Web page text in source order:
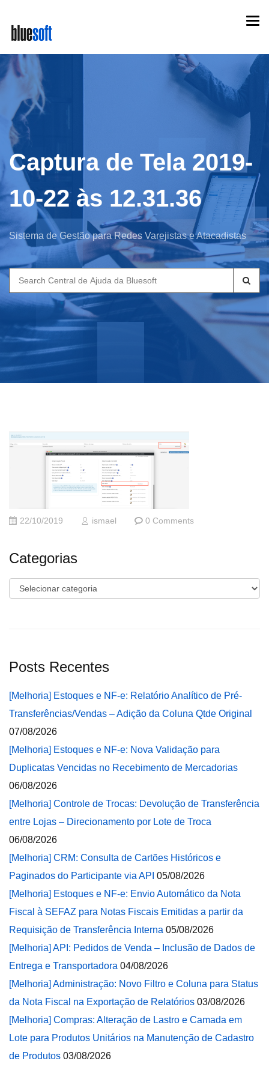
main
content
Captura de Tela 2019-
10-22 às 12.31.36
Sistema de Gestão para Redes Varejistas e Atacadistas
Search
for:
22/10/2019 ismael 0 Comments
Categorias
Categorias
Posts Recentes
[Melhoria] Estoques e NF-e: Relatório Analítico de Pré-
Transferências/Vendas – Adição da Coluna Qtde Original
07/08/2026
[Melhoria] Estoques e NF-e: Nova Validação para
Duplicatas Vencidas no Recebimento de Mercadorias
06/08/2026
[Melhoria] Controle de Trocas: Devolução de Transferência
entre Lojas – Direcionamento por Lote de Troca
06/08/2026
[Melhoria] CRM: Consulta de Cartões Históricos e
Paginados do Participante via API 05/08/2026
[Melhoria] Estoques e NF-e: Envio Automático da Nota
Fiscal à SEFAZ para Notas Fiscais Emitidas a partir da
Requisição de Transferência Interna 05/08/2026
[Melhoria] API: Pedidos de Venda – Inclusão de Dados de
Entrega e Transportadora 04/08/2026
[Melhoria] Administração: Novo Filtro e Coluna para Status
da Nota Fiscal na Exportação de Relatórios 03/08/2026
[Melhoria] Compras: Alteração de Lastro e Camada em
Lote para Produtos Unitários na Manutenção de Cadastro
de Produtos 03/08/2026